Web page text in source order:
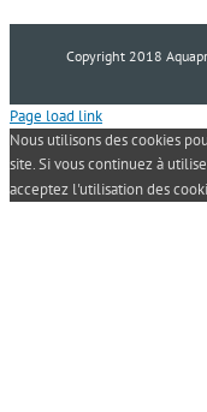
Copyright 2018
Page load link
Nous utilisons des cookies
site. Si vous continuez à
acceptez l'utilisation des